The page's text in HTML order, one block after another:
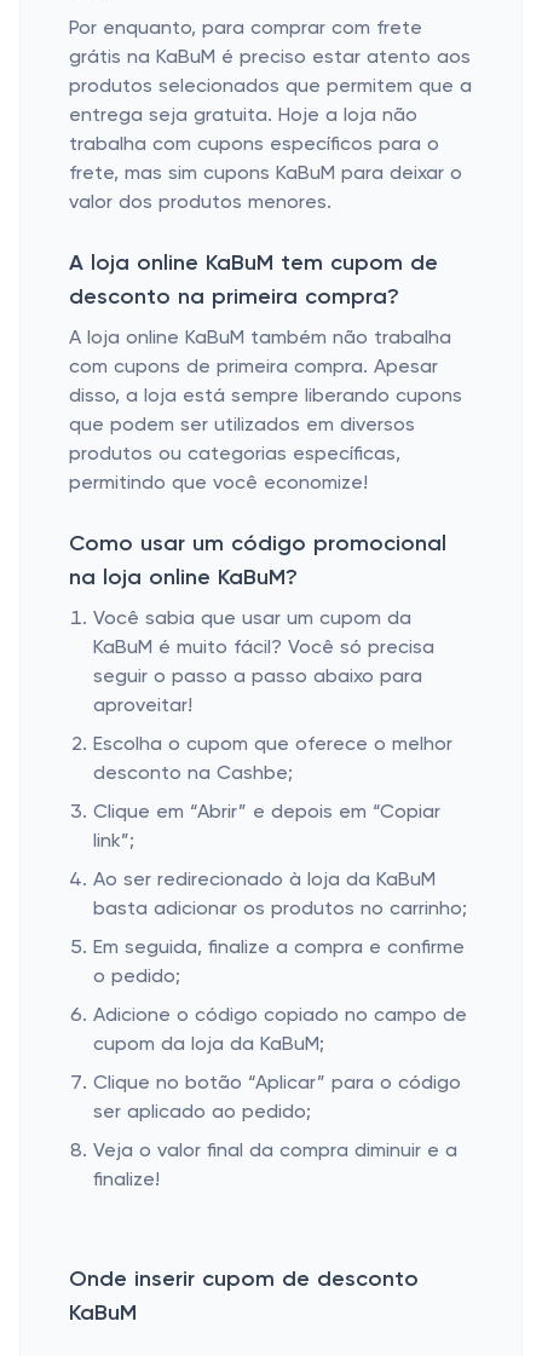
Por enquanto, para comprar com frete
grátis na KaBuM é preciso estar atento aos
produtos selecionados que permitem que a
entrega seja gratuita. Hoje a loja não
trabalha com cupons específicos para o
frete, mas sim cupons KaBuM para deixar o
valor dos produtos menores.
A loja online KaBuM tem cupom de
desconto na primeira compra?
A loja online KaBuM também não trabalha
com cupons de primeira compra. Apesar
disso, a loja está sempre liberando cupons
que podem ser utilizados em diversos
produtos ou categorias específicas,
permitindo que você economize!
Como usar um código promocional
na loja online KaBuM?
Você sabia que usar um cupom da
KaBuM é muito fácil? Você só precisa
seguir o passo a passo abaixo para
aproveitar!
Escolha o cupom que oferece o melhor
desconto na Cashbe;
Clique em “Abrir” e depois em “Copiar
link”;
Ao ser redirecionado à loja da KaBuM
basta adicionar os produtos no carrinho;
Em seguida, finalize a compra e confirme
o pedido;
Adicione o código copiado no campo de
cupom da loja da KaBuM;
Clique no botão “Aplicar” para o código
ser aplicado ao pedido;
Veja o valor final da compra diminuir e a
finalize!
Onde inserir cupom de desconto
KaBuM